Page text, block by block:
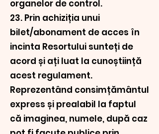
organelor de control.
23. Prin achiziția unui
bilet/abonament de acces în
incinta Resortului sunteți de
acord și ați luat la cunoștiință
acest regulament.
Reprezentând consimțământul
express și prealabil la faptul
că imaginea, numele, după caz